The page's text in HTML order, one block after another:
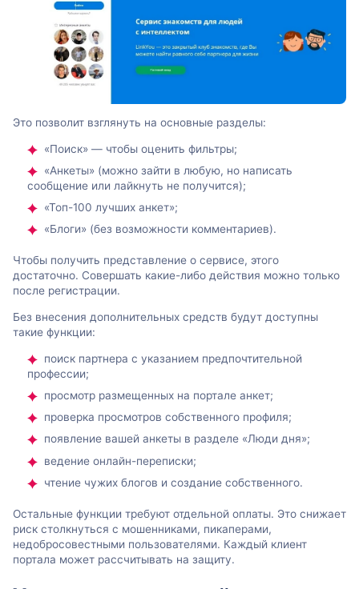
Это позволит взглянуть на основные разделы:
«Поиск» — чтобы оценить фильтры;
«Анкеты» (можно зайти в любую, но написать
сообщение или лайкнуть не получится);
«Топ-100 лучших анкет»;
«Блоги» (без возможности комментариев).
Чтобы получить представление о сервисе, этого
достаточно. Совершать какие-либо действия можно только
после регистрации.
Без внесения дополнительных средств будут доступны
такие функции:
поиск партнера с указанием предпочтительной
профессии;
просмотр размещенных на портале анкет;
проверка просмотров собственного профиля;
появление вашей анкеты в разделе «Люди дня»;
ведение онлайн-переписки;
чтение чужих блогов и создание собственного.
Остальные функции требуют отдельной оплаты. Это снижает
риск столкнуться с мошенниками, пикаперами,
недобросовестными пользователями. Каждый клиент
портала может рассчитывать на защиту.